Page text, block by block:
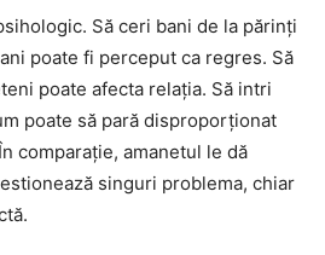
Să ceri bani de la părinți
poate fi perceput ca regres. Să
poate afecta relația. Să intri
poate să pară disproporționat
comparație, amanetul le dă
singuri problema, chiar